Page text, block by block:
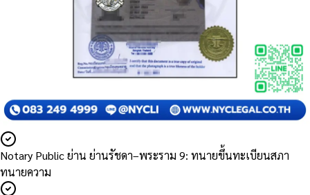
Notary Public ย่าน ย่านรัชดา–พระราม 9: ทนายขึ้นทะเบียนสภา
ทนายความ